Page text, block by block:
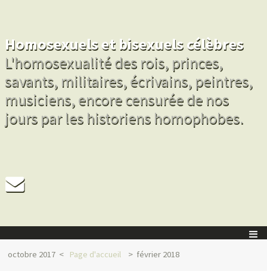
Homosexuels et bisexuels célèbres
L'homosexualité des rois, princes,
savants, militaires, écrivains, peintres,
musiciens, encore censurée de nos
jours par les historiens homophobes.
octobre 2017 Page d'accueil février 2018